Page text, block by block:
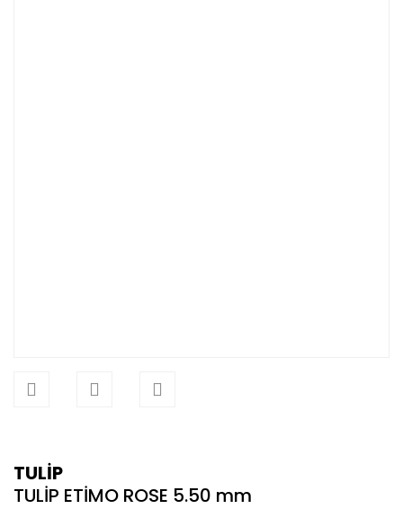
TULİP
TULİP ETİMO ROSE 5.50 mm